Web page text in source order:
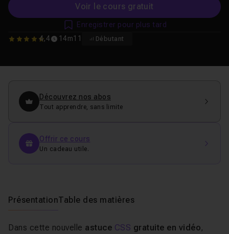
Voir le cours gratuit
4.4 4,4 14m11 Débutant
Enregistrer pour plus tard
Découvrez nos abos
Tout apprendre, sans limite
Offrir ce cours
Un cadeau utile.
PrésentationTable des matières
Dans cette nouvelle astuce CSS gratuite en vidéo,